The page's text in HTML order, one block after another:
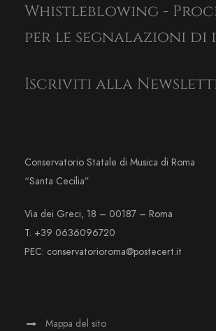
Whistleblowing -
per le segnalazioni
Iscriviti alla
Conservatorio Statale di Musica di Roma
“Santa Cecilia”
Via dei Greci, 18 – 00187 – Roma
T. +39 0636096720
PEC: conservatorioroma@postecert.it
Mappa del sito